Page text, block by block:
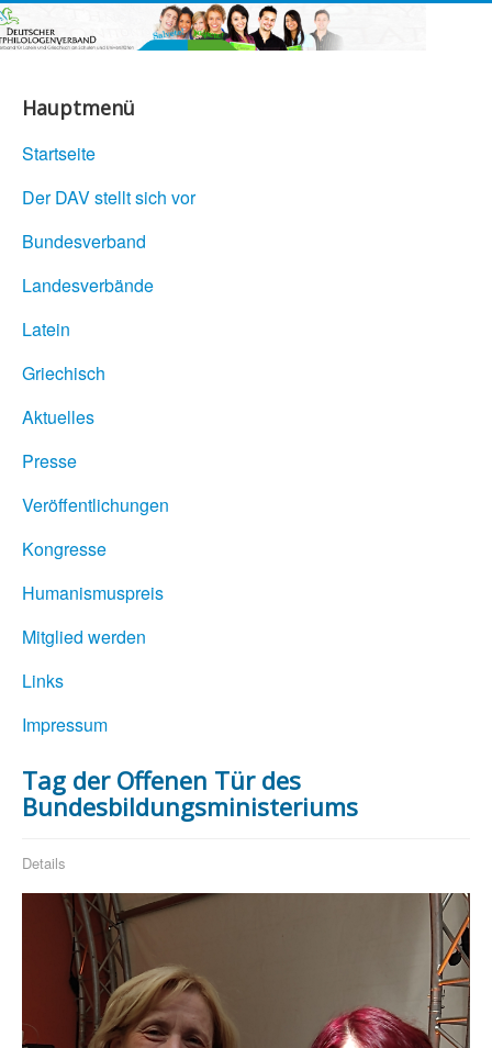
Hauptmenü
Startseite
Der DAV stellt sich vor
Bundesverband
Landesverbände
Latein
Griechisch
Aktuelles
Presse
Veröffentlichungen
Kongresse
Humanismuspreis
Mitglied werden
Links
Impressum
Tag der Offenen Tür des
Bundesbildungsministeriums
Details